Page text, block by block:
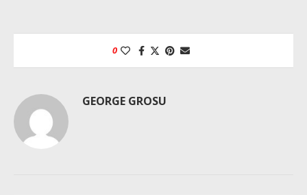
0
GEORGE GROSU